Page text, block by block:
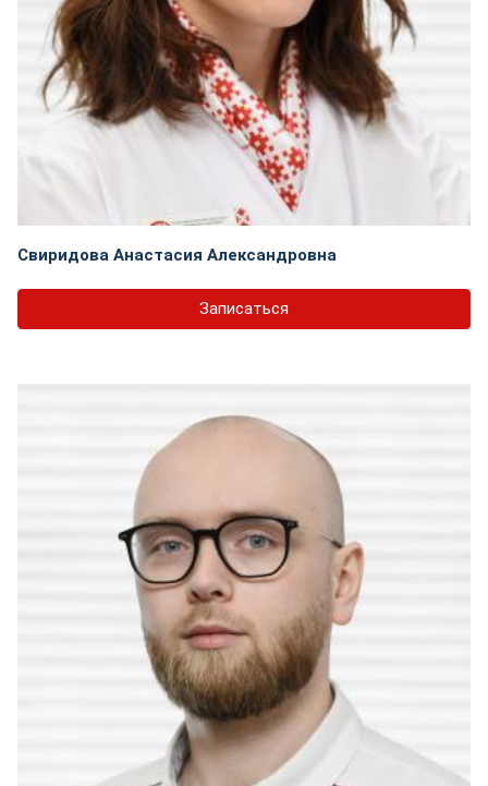
Свиридова Анастасия Александровна
Записаться